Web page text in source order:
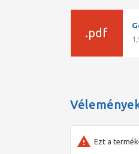
szempont a
.pdf
Ezt a